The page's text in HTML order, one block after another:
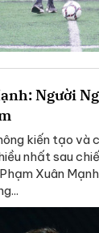
Người
kiến tạo và
nhất sau
Xuân